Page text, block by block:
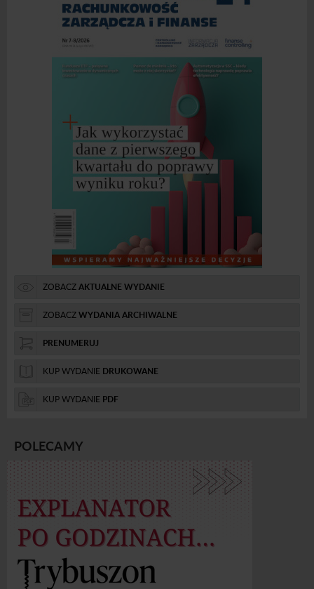
ZOBACZAKTUALNE WYDANIE
ZOBACZWYDANIA ARCHIWALNE
PRENUMERUJ
KUP WYDANIE DRUKOWANE
KUP WYDANIE PDF
POLECAMY